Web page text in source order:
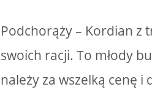
Podchorąży – Kordian z
swoich racji. To młody
należy za wszelką cenę